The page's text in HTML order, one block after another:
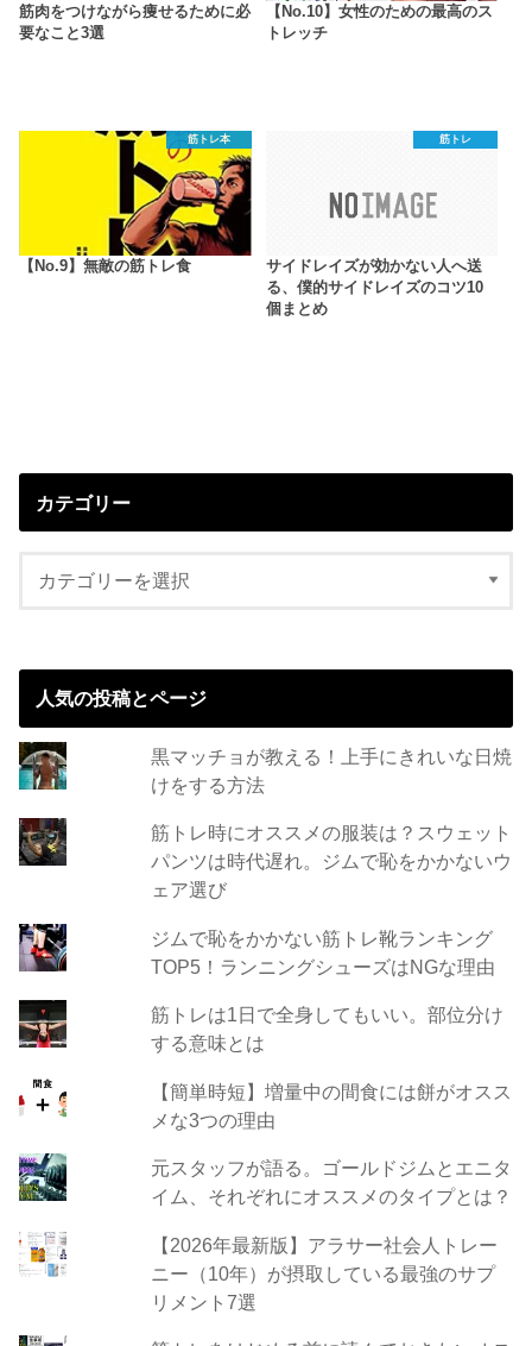
筋肉をつけながら痩せるために必
要なこと3選
【No.10】女性のための最高のス
トレッチ
筋トレ本
【No.9】無敵の筋トレ食
筋トレ
サイドレイズが効かない人へ送
る、僕的サイドレイズのコツ10
個まとめ
カテゴリー
人気の投稿とページ
黒マッチョが教える！上手にきれいな日焼
けをする方法
筋トレ時にオススメの服装は？スウェット
パンツは時代遅れ。ジムで恥をかかないウ
ェア選び
ジムで恥をかかない筋トレ靴ランキング
TOP5！ランニングシューズはNGな理由
筋トレは1日で全身してもいい。部位分け
する意味とは
【簡単時短】増量中の間食には餅がオスス
メな3つの理由
元スタッフが語る。ゴールドジムとエニタ
イム、それぞれにオススメのタイプとは？
【2026年最新版】アラサー社会人トレー
ニー（10年）が摂取している最強のサプ
リメント7選